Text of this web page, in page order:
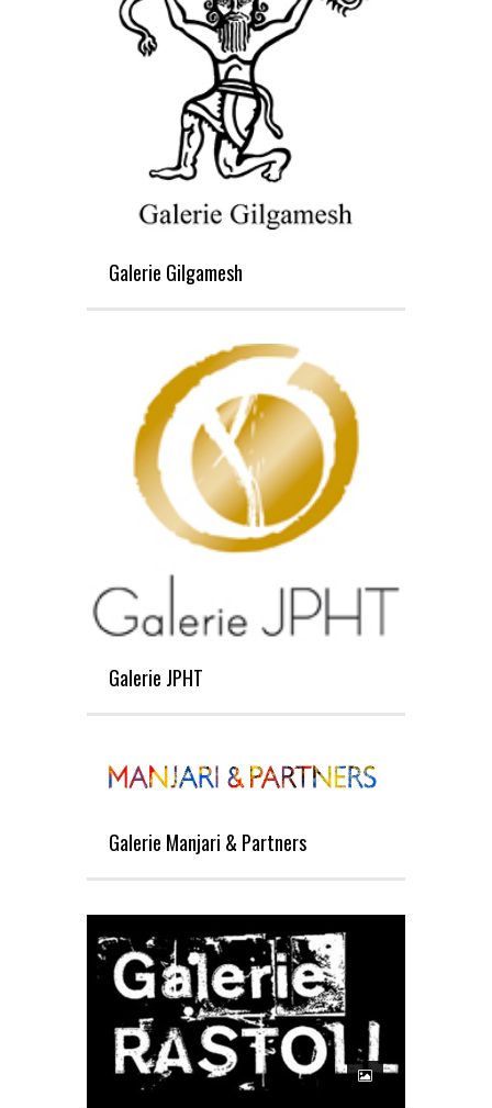
Galerie Gilgamesh
Galerie JPHT
Galerie Manjari & Partners